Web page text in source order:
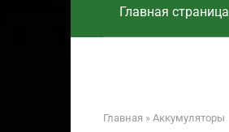
Главная страница
Главная » Аккумуляторы